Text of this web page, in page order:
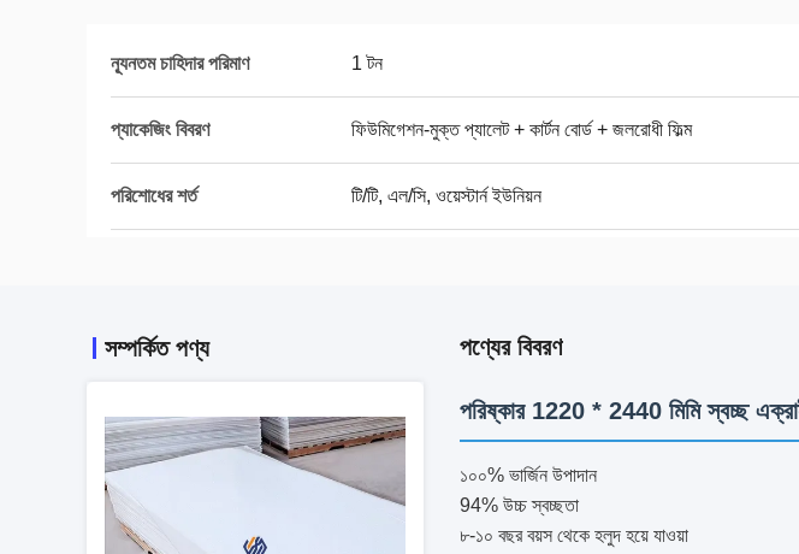
ন্যূনতম চাহিদার পরিমাণ 1 টন
প্যাকেজিং বিবরণ ফিউমিগেশন-মুক্ত প্যালেট + কার্টন বোর্ড + জলরোধী ফিল্ম
পরিশোধের শর্ত টি/টি, এল/সি, ওয়েস্টার্ন ইউনিয়ন
সম্পর্কিত পণ্য পণ্যের বিবরণ
পরিষ্কার 1220 * 2440 মিমি স্বচ্ছ
১০০% ভার্জিন উপাদান
94% উচ্চ স্বচ্ছতা
৮-১০ বছর বয়স থেকে হলুদ হয়ে যাওয়া